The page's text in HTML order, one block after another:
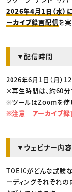
出版
CREATIVE
2026年4月1日（水）
ーカイブ録画配信を実
▼配信時間
2026年6月1日（月）
※再生時間は、約60分
※ツールはZoomを使
※注意 アーカイブ録
▼ウェビナー内容
TOEICがどんな試験
ーディングそれぞれ